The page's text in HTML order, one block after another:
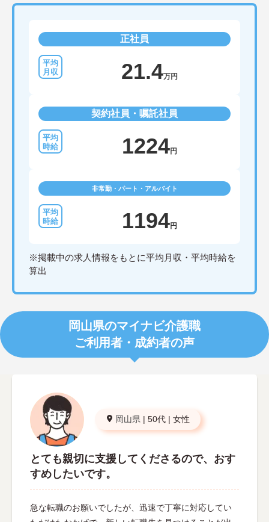
正社員
21.4万円
契約社員・嘱託社員
1224円
非常勤・パート・アルバイト
1194円
※掲載中の求人情報をもとに平均月収・平均時給を
算出
岡山県のマイナビ介護職
ご利用者・成約者の声
岡山県 | 50代 | 女性
とても親切に支援してくださるので、おす
すめしたいです。
急な転職のお願いでしたが、迅速で丁寧に対応してい